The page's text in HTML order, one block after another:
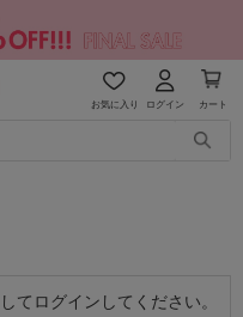
お気に入り ログイン カート
てログインしてください。